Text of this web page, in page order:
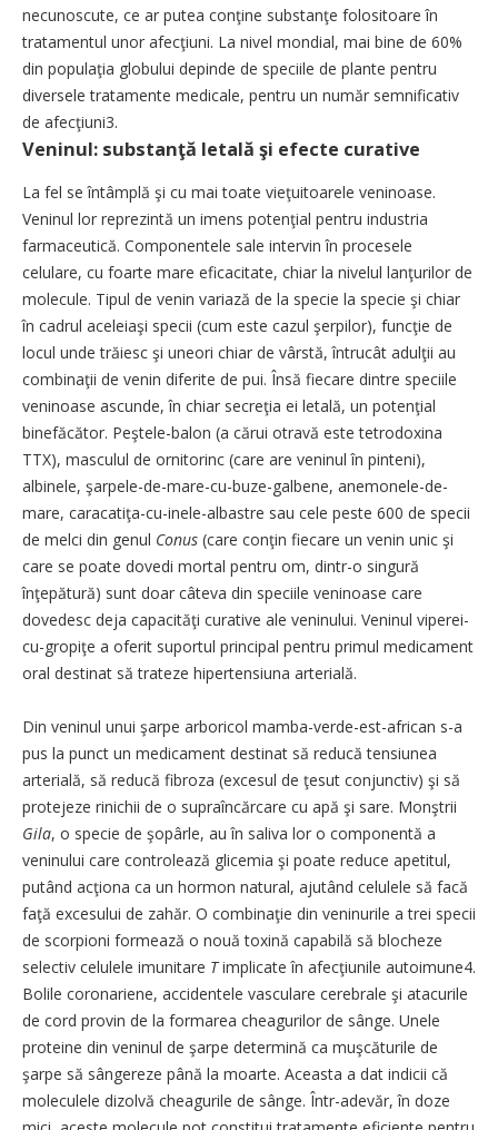
necunoscute, ce ar putea conţine substanţe folositoare în
tratamentul unor afecţiuni. La nivel mondial, mai bine de 60%
din populaţia globului depinde de speciile de plante pentru
diversele tratamente medicale, pentru un număr semnificativ
de afecţiuni3.
Veninul: substanţă letală şi efecte curative
La fel se întâmplă şi cu mai toate vieţuitoarele veninoase.
Veninul lor reprezintă un imens potenţial pentru industria
farmaceutică. Componentele sale intervin în procesele
celulare, cu foarte mare eficacitate, chiar la nivelul lanţurilor de
molecule. Tipul de venin variază de la specie la specie şi chiar
în cadrul aceleiaşi specii (cum este cazul şerpilor), funcţie de
locul unde trăiesc şi uneori chiar de vârstă, întrucât adulţii au
combinaţii de venin diferite de pui. Însă fiecare dintre speciile
veninoase ascunde, în chiar secreţia ei letală, un potenţial
binefăcător. Peştele-balon (a cărui otravă este tetrodoxina
TTX), masculul de ornitorinc (care are veninul în pinteni),
albinele, şarpele-de-mare-cu-buze-galbene, anemonele-de-
mare, caracatiţa-cu-inele-albastre sau cele peste 600 de specii
de melci din genul Conus (care conţin fiecare un venin unic şi
care se poate dovedi mortal pentru om, dintr-o singură
înţepătură) sunt doar câteva din speciile veninoase care
dovedesc deja capacităţi curative ale veninului. Veninul viperei-
cu-gropiţe a oferit suportul principal pentru primul medicament
oral destinat să trateze hipertensiuna arterială.
Din veninul unui şarpe arboricol mamba-verde-est-african s-a
pus la punct un medicament destinat să reducă tensiunea
arterială, să reducă fibroza (excesul de ţesut conjunctiv) şi să
protejeze rinichii de o supraîncărcare cu apă şi sare. Monştrii
Gila, o specie de şopârle, au în saliva lor o componentă a
veninului care controlează glicemia şi poate reduce apetitul,
putând acţiona ca un hormon natural, ajutând celulele să facă
faţă excesului de zahăr. O combinaţie din veninurile a trei specii
de scorpioni formează o nouă toxină capabilă să blocheze
selectiv celulele imunitare Timplicate în afecţiunile autoimune4.
Bolile coronariene, accidentele vasculare cerebrale şi atacurile
de cord provin de la formarea cheagurilor de sânge. Unele
proteine din veninul de şarpe determină ca muşcăturile de
şarpe să sângereze până la moarte. Aceasta a dat indicii că
moleculele dizolvă cheagurile de sânge. Într-adevăr, în doze